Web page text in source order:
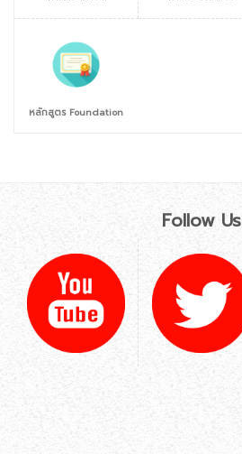
หลักสูตร Foundation
Follow Us